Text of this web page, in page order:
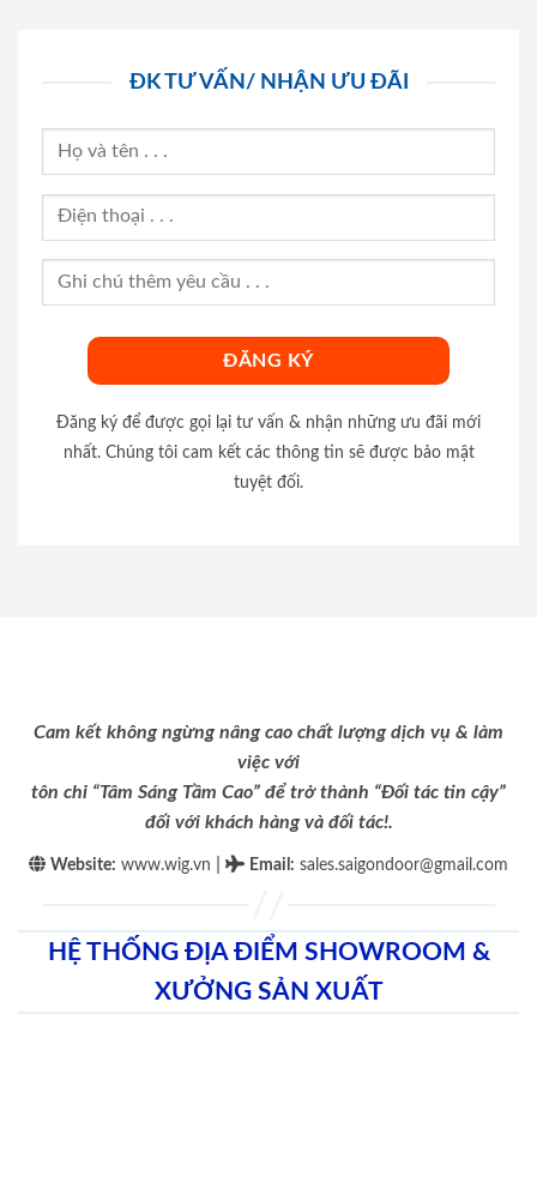
ĐK TƯ VẤN/ NHẬN ƯU ĐÃI
Đăng ký để được gọi lại tư vấn & nhận những ưu đãi mới
nhất. Chúng tôi cam kết các thông tin sẽ được bảo mật
tuyệt đối.
Cam kết không ngừng nâng cao chất lượng dịch vụ & làm
việc với
tôn chỉ “Tâm Sáng Tầm Cao” để trở thành “Đối tác tin cậy”
đối với khách hàng và đối tác!.
Website: www.wig.vn Email : sales.saigondoor@gmail.com
HỆ THỐNG ĐỊA ĐIỂM SHOWROOM &
XƯỞNG SẢN XUẤT